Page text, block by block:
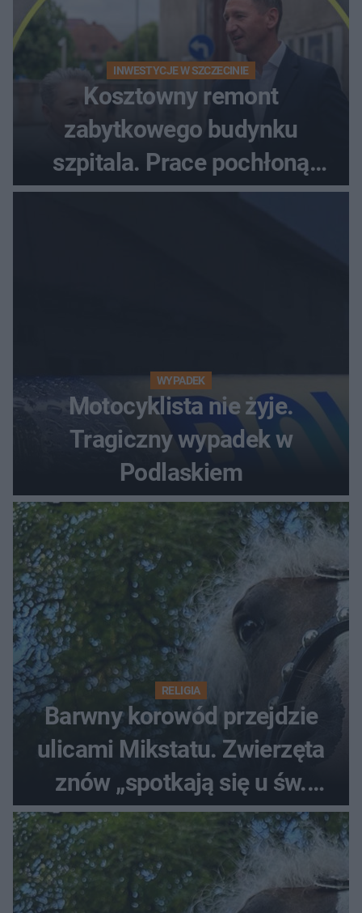
INWESTYCJE W SZCZECINIE
Kosztowny remont
zabytkowego budynku
szpitala. Prace pochłoną
dziesiątki milionów
WYPADEK
Motocyklista nie żyje.
Tragiczny wypadek w
Podlaskiem
RELIGIA
Barwny korowód przejdzie
ulicami Mikstatu. Zwierzęta
znów „spotkają się u św.
Rocha”